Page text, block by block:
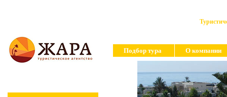
Подбор тура О компании